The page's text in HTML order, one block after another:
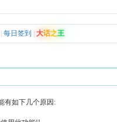
每日签到 大话之王
有如下几个原因: